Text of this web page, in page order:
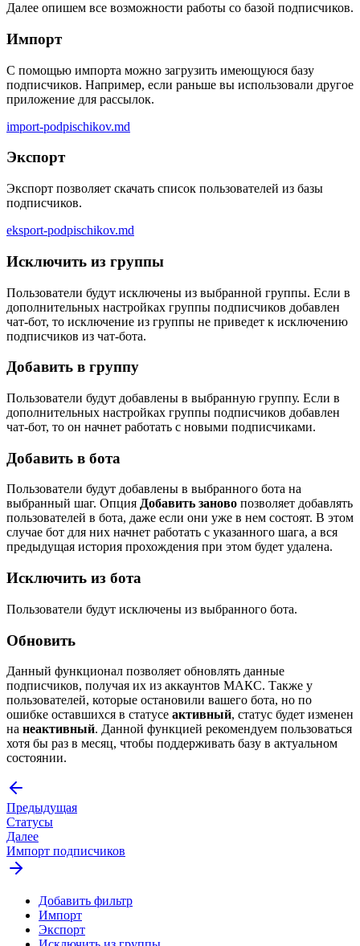
Далее опишем все возможности работы со базой подписчиков.
Импорт
С помощью импорта можно загрузить имеющуюся базу
подписчиков. Например, если раньше вы использовали другое
приложение для рассылок.
import-podpischikov.md
Экспорт
Экспорт позволяет скачать список пользователей из базы
подписчиков.
eksport-podpischikov.md
Исключить из группы
Пользователи будут исключены из выбранной группы. Если в
дополнительных настройках группы подписчиков добавлен
чат-бот, то исключение из группы не приведет к исключению
подписчиков из чат-бота.
Добавить в группу
Пользователи будут добавлены в выбранную группу. Если в
дополнительных настройках группы подписчиков добавлен
чат-бот, то он начнет работать с новыми подписчиками.
Добавить в бота
Пользователи будут добавлены в выбранного бота на
выбранный шаг. Опция Добавить заново позволяет добавлять
пользователей в бота, даже если они уже в нем состоят. В этом
случае бот для них начнет работать с указанного шага, а вся
предыдущая история прохождения при этом будет удалена.
Исключить из бота
Пользователи будут исключены из выбранного бота.
Обновить
Данный функционал позволяет обновлять данные
подписчиков, получая их из аккаунтов МАКС. Также у
пользователей, которые остановили вашего бота, но по
ошибке оставшихся в статусе активный, статус будет изменен
на неактивный. Данной функцией рекомендуем пользоваться
хотя бы раз в месяц, чтобы поддерживать базу в актуальном
состоянии.
Предыдущая
Статусы
Далее
Импорт подписчиков
Добавить фильтр
Импорт
Экспорт